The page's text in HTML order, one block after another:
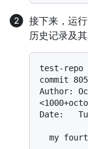
接下来，运行
历史记录及
test-
commit
Author:
Date: